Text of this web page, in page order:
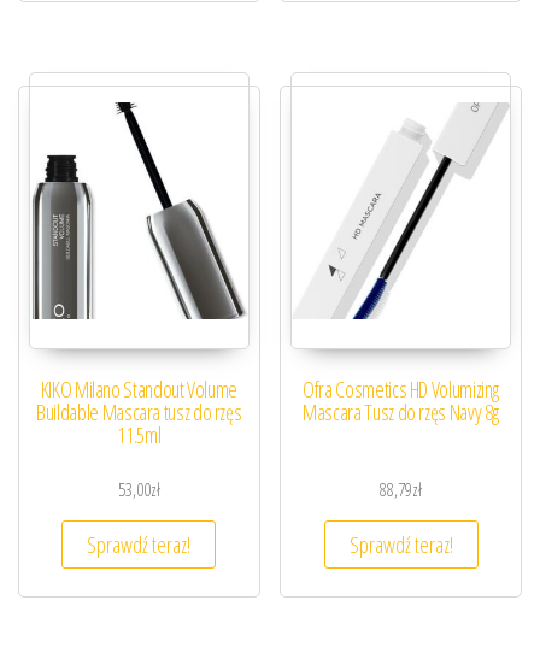
KIKO Milano Standout Volume
Buildable Mascara tusz do rzęs
11.5ml
53,00zł
Sprawdź teraz!
Ofra Cosmetics HD Volumizing
Mascara Tusz do rzęs Navy 8g
88,79zł
Sprawdź teraz!